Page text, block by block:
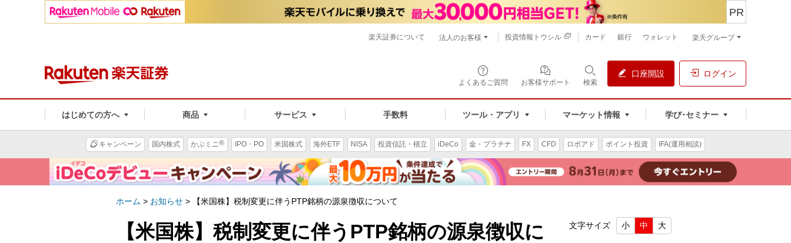
よくあるご質問 お客様サポート 検索
口座開設 ログイン
はじめての方へ 商品 サービス 手数料 ツール・アプリ マーケット情報 学び･セミナー
PR
楽天証券について 法人のお客様 投資情報トウシル カード 銀行 ウォレット 楽天グループ
キャンペーン 国内株式 かぶミニ® IPO・PO 米国株式 海外ETF NISA 投資信託・積立 iDeCo 金・プラチナ FX CFD ロボアド ポイント投資 IFA(運用相談)
ホーム > お知らせ > 【米国株】税制変更に伴うPTP銘柄の源泉徴収について
【米国株】税制変更に伴うPTP銘柄の源泉徴収に
文字サイズ 小 中 大